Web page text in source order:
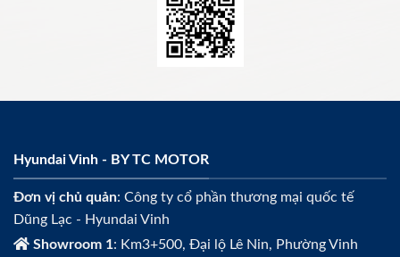
Hyundai Vinh - BY TC MOTOR
Đơn vị chủ quản: Công ty cổ phần thương mại quốc tế
Dũng Lạc - Hyundai Vinh
Showroom 1: Km3+500, Đại lộ Lê Nin, Phường Vinh